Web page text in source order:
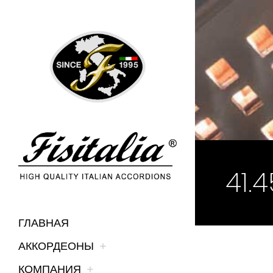
ГЛАВНАЯ
АККОРДЕОНЫ
КОМПАНИЯ